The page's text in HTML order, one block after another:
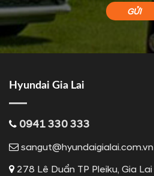
Hyundai Gia Lai
0941 330 333
sangut@hyundaigialai.com.vn
278 Lê Duẩn TP Pleiku, Gia Lai